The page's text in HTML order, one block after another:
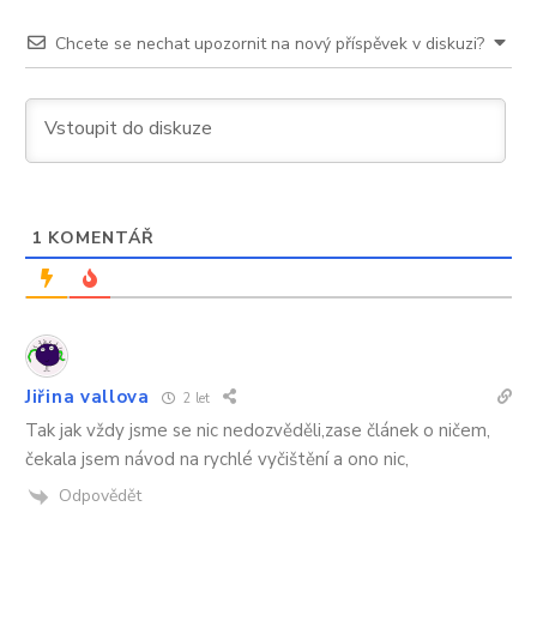
Chcete se nechat upozornit na nový příspěvek v diskuzi?
1 KOMENTÁŘ
Jiřina vallova 2 let
Tak jak vždy jsme se nic nedozvěděli,zase článek o ničem,
čekala jsem návod na rychlé vyčištění a ono nic,
Odpovědět